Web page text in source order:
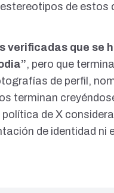
de estos
verificadas que se
, pero que
de perfil,
terminan
de X
de identidad ni